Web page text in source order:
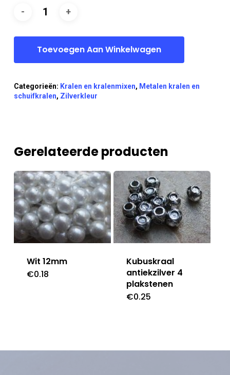
Toevoegen Aan Winkelwagen
Categorieën: Kralen en kralenmixen, Metalen kralen en
schuifkralen, Zilverkleur
Gerelateerde producten
Wit 12mm
€0.18
Kubuskraal
antiekzilver 4
plakstenen
€0.25